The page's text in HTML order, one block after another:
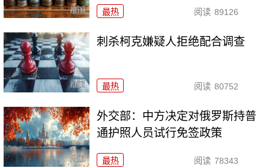
最热 阅读 89126
刺杀柯克嫌疑人拒绝配合调查
最热 阅读 80752
外交部：中方决定对俄罗斯持普
通护照人员试行免签政策
最热 阅读 78343